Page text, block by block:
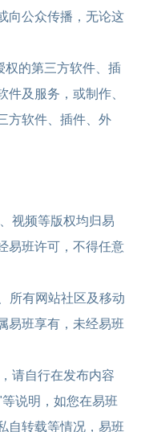
向公众传播，无论这
权的第三方软件、插
件及服务，或制作、
方软件、插件、外
视频等版权均归易
易班许可，不得任意
所有网站社区及移动
易班享有，未经易班
请自行在发布内容
说明，如您在易班
自转载等情况，易班